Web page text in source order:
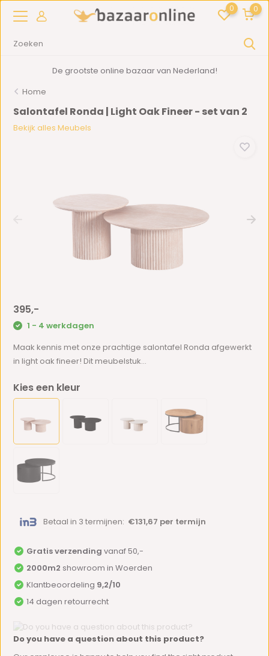
0 0
De grootste online bazaar van Nederland!
Home
Salontafel Ronda | Light Oak Fineer - set van 2
Bekijk alles Meubels
395,-
1 - 4 werkdagen
Maak kennis met onze prachtige salontafel Ronda afgewerkt
in light oak fineer! Dit meubelstuk...
Kies een kleur
Betaal in 3 termijnen: €131,67 per termijn
Gratis verzending vanaf 50,-
2000m2 showroom in Woerden
Klantbeoordeling 9,2/10
14 dagen retourrecht
Do you have a question about this product?